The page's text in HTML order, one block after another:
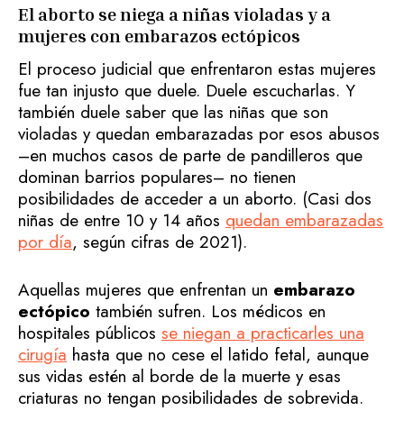
El aborto se niega a niñas violadas y a
mujeres con embarazos ectópicos
El proceso judicial que enfrentaron estas mujeres
fue tan injusto que duele. Duele escucharlas. Y
también duele saber que las niñas que son
violadas y quedan embarazadas por esos abusos
–en muchos casos de parte de pandilleros que
dominan barrios populares– no tienen
posibilidades de acceder a un aborto. (Casi dos
niñas de entre 10 y 14 años quedan embarazadas
por día, según cifras de 2021).
Aquellas mujeres que enfrentan un embarazo
ectópico también sufren. Los médicos en
hospitales públicos se niegan a practicarles una
cirugía hasta que no cese el latido fetal, aunque
sus vidas estén al borde de la muerte y esas
criaturas no tengan posibilidades de sobrevida.